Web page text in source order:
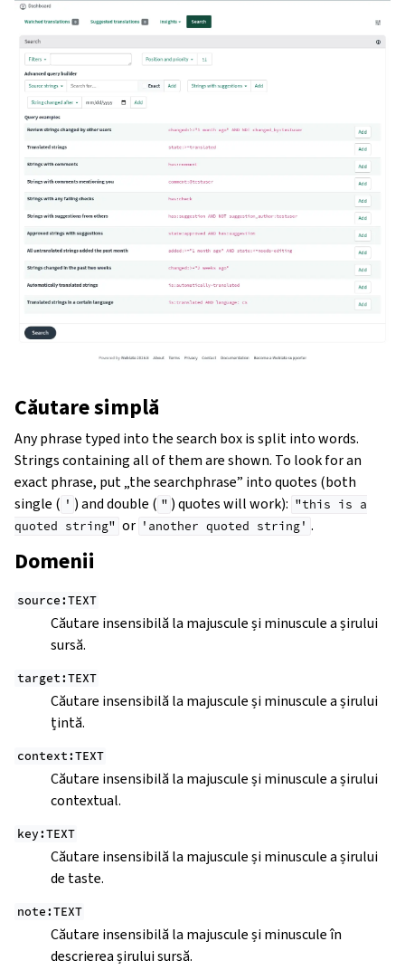
Căutare simplă
Any phrase typed into the search box is split into words.
Strings containing all of them are shown. To look for an
exact phrase, put „the searchphrase” into quotes (both
single ( ' ) and double ( " ) quotes will work): "this is a
quoted string" or 'another quoted string' .
Domenii
source:TEXT
Căutare insensibilă la majuscule și minuscule a șirului
sursă.
target:TEXT
Căutare insensibilă la majuscule și minuscule a șirului
țintă.
context:TEXT
Căutare insensibilă la majuscule și minuscule a șirului
contextual.
key:TEXT
Căutare insensibilă la majuscule și minuscule a șirului
de taste.
note:TEXT
Căutare insensibilă la majuscule și minuscule în
descrierea șirului sursă.